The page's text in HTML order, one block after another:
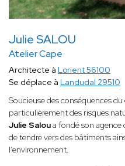
Julie SALOU
Atelier Cape
Architecte à Lorient 56100
Se déplace à Landudal 29510
Soucieuse des conséquences
particulièrement des risques
Julie Saloua fondé son agence
de tendre vers des bâtiments
l’environnement.